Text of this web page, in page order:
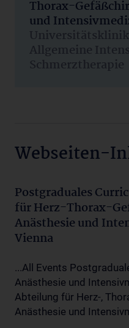
Thorax-
und
Allgemeine
Schmerztherapie
Webseiten-
Postgraduales
für Herz-Thorax-
Anästhesie und
Vienna
...All Events
Anästhesie und
Abteilung für Herz-,
Anästhesie und